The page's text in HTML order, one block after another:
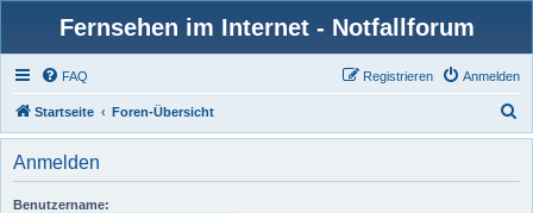
Fernsehen im Internet - Notfallforum
FAQ Anmelden
Registrieren
Startseite Foren-Übersicht
u
Anmelden
Benutzername: